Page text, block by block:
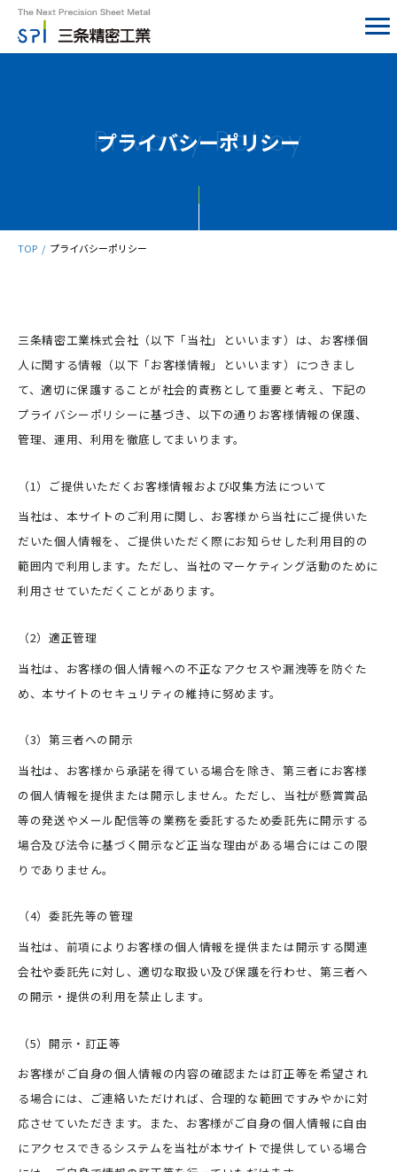
Privacy Policy
プライバシーポリシー
TOP プライバシーポリシー
三条精密工業株式会社（以下「当社」といいます）は、お客様個
人に関する情報（以下「お客様情報」といいます）につきまし
て、適切に保護することが社会的責務として重要と考え、下記の
プライバシーポリシーに基づき、以下の通りお客様情報の保護、
管理、運用、利用を徹底してまいります。
（1）ご提供いただくお客様情報および収集方法について
当社は、本サイトのご利用に関し、お客様から当社にご提供いた
だいた個人情報を、ご提供いただく際にお知らせした利用目的の
範囲内で利用します。ただし、当社のマーケティング活動のために
利用させていただくことがあります。
（2）適正管理
当社は、お客様の個人情報への不正なアクセスや漏洩等を防ぐた
め、本サイトのセキュリティの維持に努めます。
（3）第三者への開示
当社は、お客様から承諾を得ている場合を除き、第三者にお客様
の個人情報を提供または開示しません。ただし、当社が懸賞賞品
等の発送やメール配信等の業務を委託するため委託先に開示する
場合及び法令に基づく開示など正当な理由がある場合にはこの限
りでありません。
（4）委託先等の管理
当社は、前項によりお客様の個人情報を提供または開示する関連
会社や委託先に対し、適切な取扱い及び保護を行わせ、第三者へ
の開示・提供の利用を禁止します。
（5）開示・訂正等
お客様がご自身の個人情報の内容の確認または訂正等を希望され
る場合には、ご連絡いただければ、合理的な範囲ですみやかに対
応させていただきます。また、お客様がご自身の個人情報に自由
にアクセスできるシステムを当社が本サイトで提供している場合